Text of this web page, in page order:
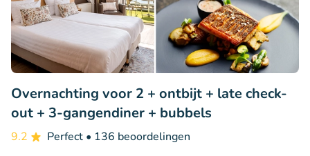
Overnachting voor 2 + ontbijt + late check-
out + 3-gangendiner + bubbels
9.2 Perfect • 136 beoordelingen